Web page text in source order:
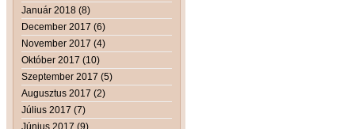
Január 2018 (8)
December 2017 (6)
November 2017 (4)
Október 2017 (10)
Szeptember 2017 (5)
Augusztus 2017 (2)
Július 2017 (7)
Június 2017 (9)